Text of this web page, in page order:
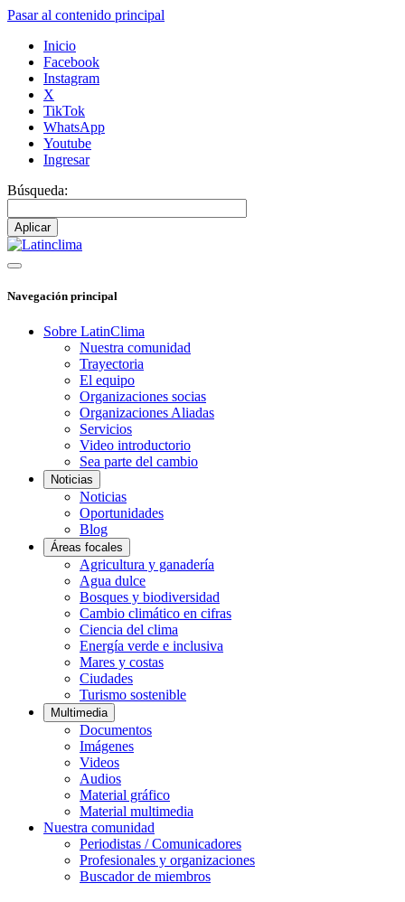
Pasar al contenido principal
Inicio
Facebook
Instagram
X
TikTok
WhatsApp
Youtube
Ingresar
Búsqueda:
Navegación principal
Sobre LatinClima
Nuestra comunidad
Trayectoria
El equipo
Organizaciones socias
Organizaciones Aliadas
Servicios
Video introductorio
Sea parte del cambio
Noticias
Noticias
Oportunidades
Blog
Áreas focales
Agricultura y ganadería
Agua dulce
Bosques y biodiversidad
Cambio climático en cifras
Ciencia del clima
Energía verde e inclusiva
Mares y costas
Ciudades
Turismo sostenible
Multimedia
Documentos
Imágenes
Videos
Audios
Material gráfico
Material multimedia
Nuestra comunidad
Periodistas / Comunicadores
Profesionales y organizaciones
Buscador de miembros